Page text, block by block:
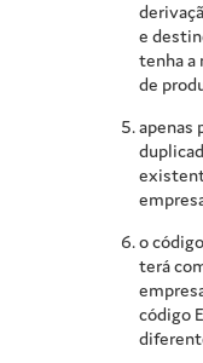
e
tenha a
de
apenas
o
terá
código